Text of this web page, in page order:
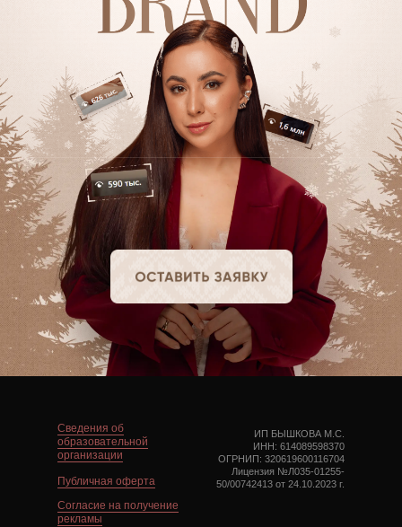
ИП БЫШКОВА М.С.
ИНН: 614089598370
ОГРНИП: 320619600116704
Лицензия №Л035-01255-
50/00742413 от 24.10.2023 г.
Публичная оферта
Сведения об
образовательной
организации
Cогласие на получение
рекламы